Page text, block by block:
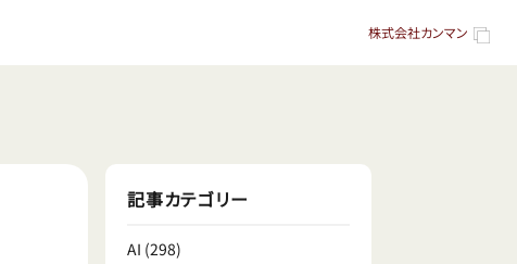
株式会社カンマン
記事カテゴリー
AI (298)